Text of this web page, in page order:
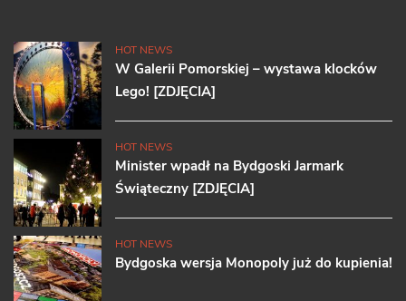
HOT NEWS
W Galerii Pomorskiej – wystawa klocków
Lego! [ZDJĘCIA]
HOT NEWS
Minister wpadł na Bydgoski Jarmark
Świąteczny [ZDJĘCIA]
HOT NEWS
Bydgoska wersja Monopoly już do kupienia!